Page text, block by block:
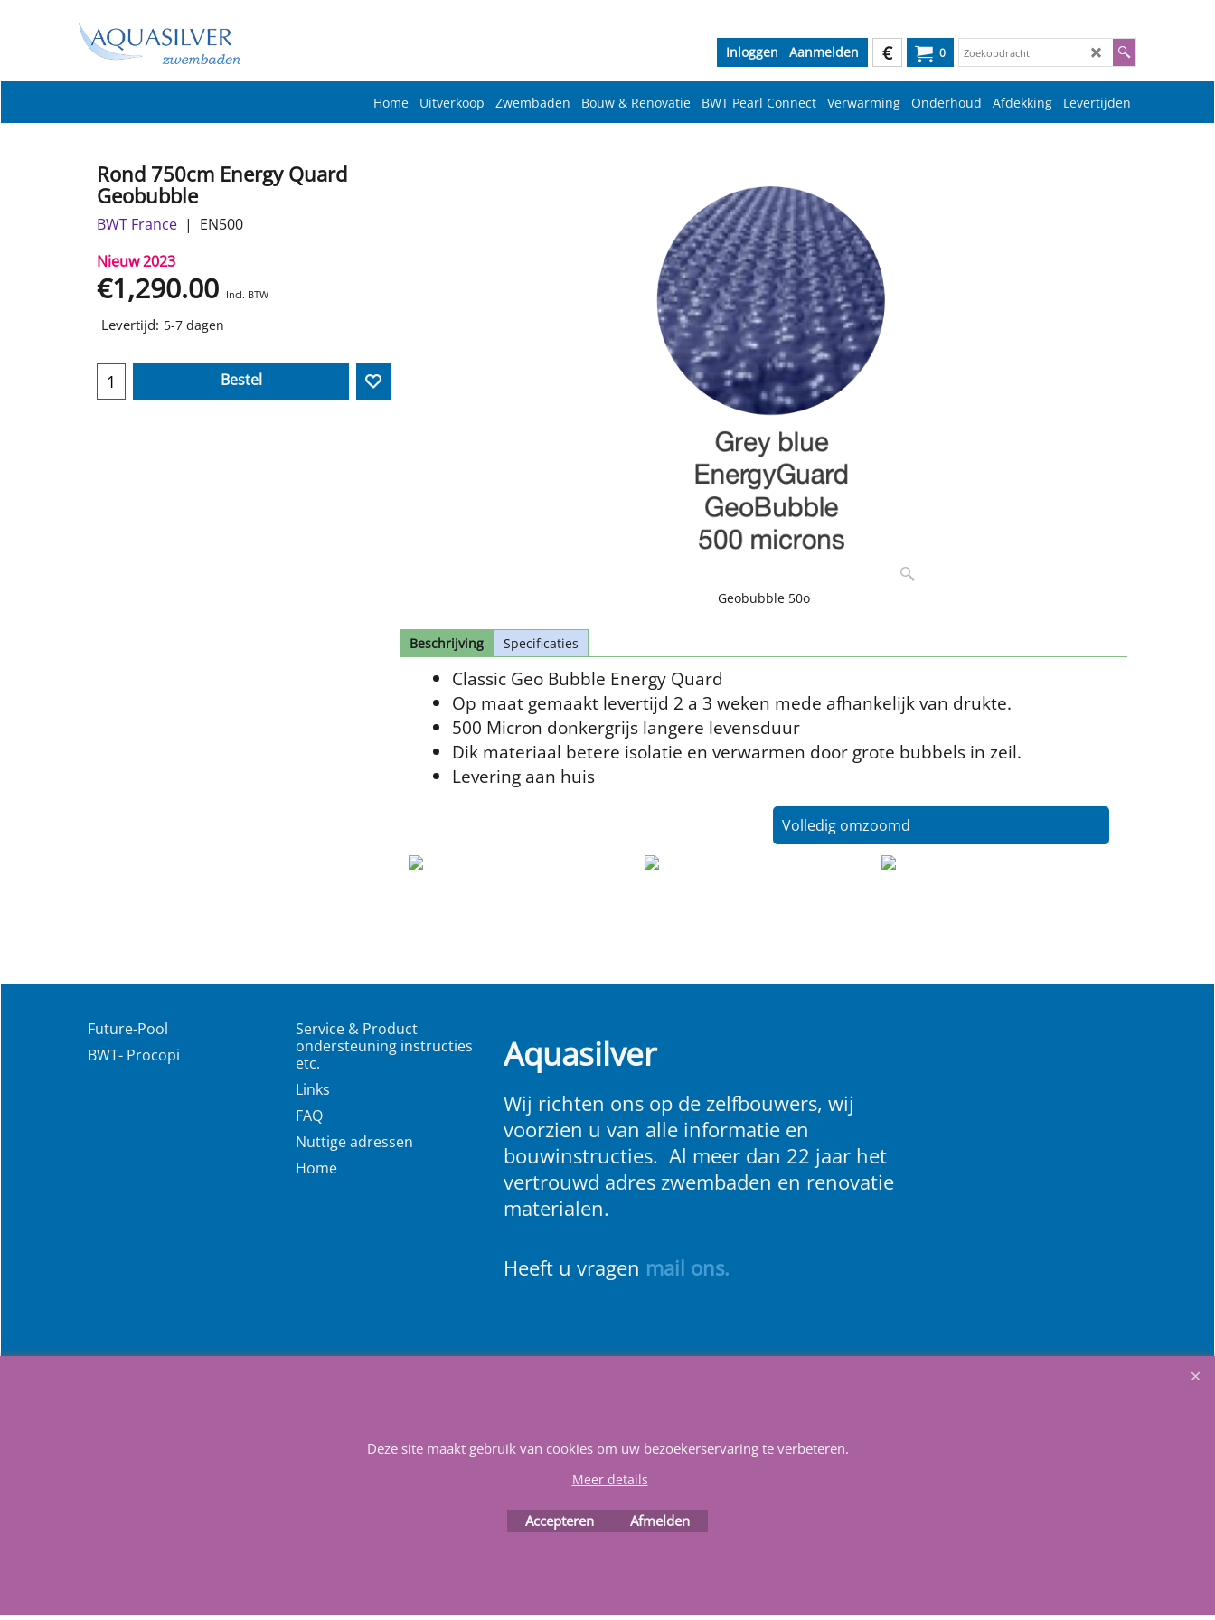
0
€
Inloggen Aanmelden
Home Uitverkoop Zwembaden Bouw & Renovatie BWT Pearl Connect Verwarming Onderhoud Afdekking Levertijden
Geobubble 50o
Rond 750cm Energy Quard
Geobubble
BWT France
EN500
Nieuw 2023
€1,290.00 Incl. BTW
Levertijd: 5-7 dagen
Bestel
Beschrijving Specificaties
Classic Geo Bubble Energy Quard
Op maat gemaakt levertijd 2 a 3 weken mede afhankelijk van drukte.
500 Micron donkergrijs langere levensduur
Dik materiaal betere isolatie en verwarmen door grote bubbels in zeil.
Levering aan huis
Volledig omzoomd
Future-Pool
BWT- Procopi
Service & Product
ondersteuning instructies
etc.
Links
FAQ
Nuttige adressen
Home
Aquasilver
Wij richten ons op de zelfbouwers, wij
voorzien u van alle informatie en
bouwinstructies. Al meer dan 22 jaar het
vertrouwd adres zwembaden en renovatie
materialen.
Heeft u vragen mail ons.
ShopFactory webwinkel
Deze site maakt gebruik van cookies om uw bezoekerservaring te verbeteren.
Meer details
Accepteren Afmelden